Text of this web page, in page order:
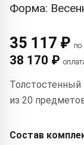
Форма:
35 117 ₽ по
38 170 ₽
Толстостенный
из 20
Состав